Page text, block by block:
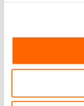
Medailleoverzicht
2. Duitsland 3 3 0
4. Finland 1 2 3
Geen Nederlandse